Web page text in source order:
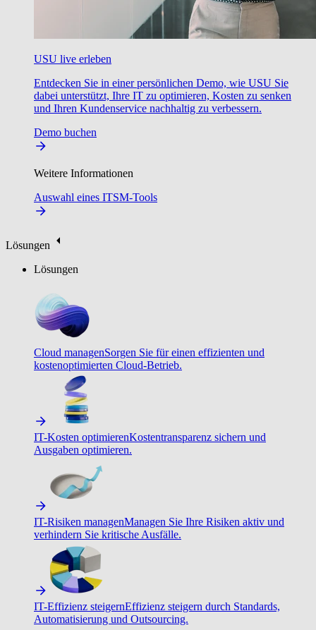
USU live erleben
Entdecken Sie in einer persönlichen Demo, wie USU Sie
dabei unterstützt, Ihre IT zu optimieren, Kosten zu senken
und Ihren Kundenservice nachhaltig zu verbessern.
Demo buchen
Weitere Informationen
Auswahl eines ITSM-Tools
Lösungen
Lösungen
Cloud managenSorgen Sie für einen effizienten und
kostenoptimierten Cloud-Betrieb.
IT-Kosten optimierenKostentransparenz sichern und
Ausgaben optimieren.
IT-Risiken managenManagen Sie Ihre Risiken aktiv und
verhindern Sie kritische Ausfälle.
IT-Effizienz steigernEffizienz steigern durch Standards,
Automatisierung und Outsourcing.